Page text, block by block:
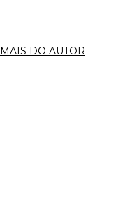
MAIS DO AUTOR